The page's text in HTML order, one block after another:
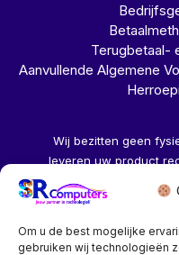
Om u de best mogelijke
gebruiken wij technologieën
Terugbetaal-
Aanvullende Algemene
Wij bezitten geen
leveren uw product